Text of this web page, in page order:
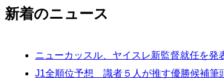
新着のニュース
ニューカッスル、ヤイスレ新監督就任を発
J1全順位予想 識者５人が推す優勝候補筆